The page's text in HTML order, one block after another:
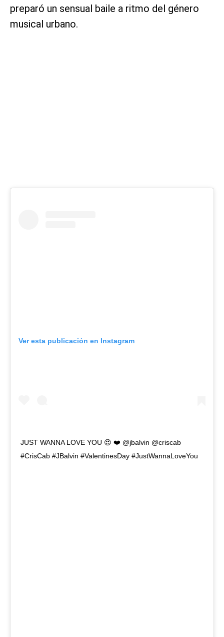
preparó un sensual baile a ritmo del género
musical urbano.
Ver esta publicación en Instagram
JUST WANNA LOVE YOU 😍 ❤️ @jbalvin @criscab
#CrisCab #JBalvin #ValentinesDay #JustWannaLoveYou